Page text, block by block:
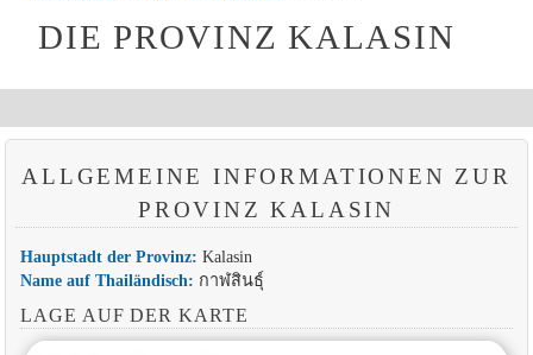
DIE PROVINZ KALASIN
ALLGEMEINE INFORMATIONEN ZUR
PROVINZ KALASIN
Hauptstadt der Provinz: Kalasin
Name auf Thailändisch: กาฬสินธุ์
LAGE AUF DER KARTE